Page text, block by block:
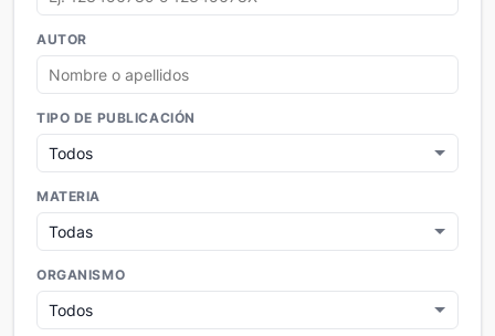
AUTOR
TIPO DE PUBLICACIÓN
MATERIA
ORGANISMO